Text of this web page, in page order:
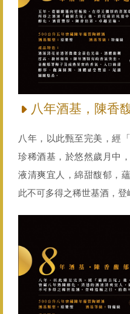
八年酒基，陳香
八年，以此甄至完美，經
珍稀酒基，於悠然歲月中
液清爽宜人，綿甜馥郁，
此不可多得之稀世基酒，登